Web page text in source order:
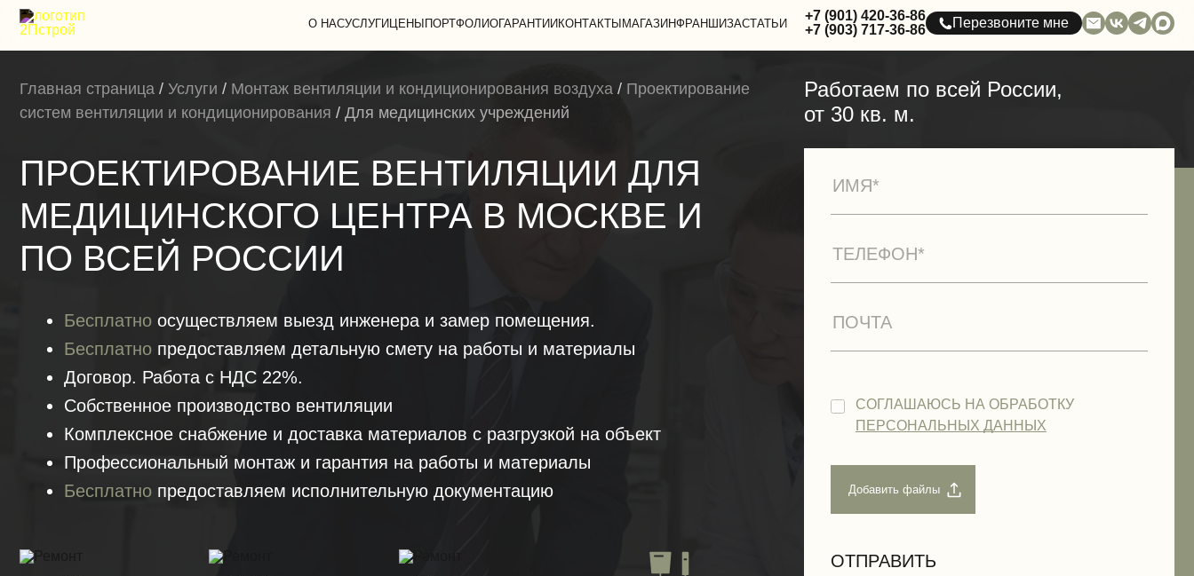
О НАСУСЛУГИЦЕНЫПОРТФОЛИОГАРАНТИИКОНТАКТЫМАГАЗИНФРАНШИЗАСТАТЬИ
+7 (901) 420-36-86
+7 (903) 717-36-86
Перезвоните мне
Главная страница / Услуги / Монтаж вентиляции и кондиционирования воздуха / Проектирование
систем вентиляции и кондиционирования / Для медицинских учреждений
ПРОЕКТИРОВАНИЕ ВЕНТИЛЯЦИИ ДЛЯ
МЕДИЦИНСКОГО ЦЕНТРА В МОСКВЕ И
ПО ВСЕЙ РОССИИ
Бесплатно осуществляем выезд инженера и замер помещения.
Бесплатно предоставляем детальную смету на работы и материалы
Договор. Работа с НДС 22%.
Собственное производство вентиляции
Комплексное снабжение и доставка материалов с разгрузкой на объект
Профессиональный монтаж и гарантия на работы и материалы
Бесплатно предоставляем исполнительную документацию
Работаем по всей России,
от 30 кв. м.
СОГЛАШАЮСЬ НА ОБРАБОТКУ
ПЕРСОНАЛЬНЫХ ДАННЫХ